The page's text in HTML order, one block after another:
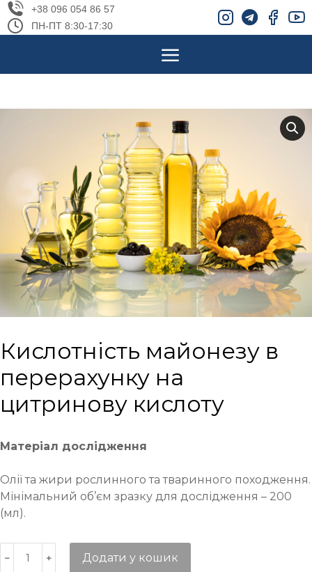
+38 096 054 86 57
ПН-ПТ 8:30-17:30
Кислотність майонезу в
перерахунку на
цитринову кислоту
Матеріал дослідження
Олії та жири рослинного та тваринного походження.
Мінімальний об’єм зразку для дослідження – 200
(мл).
Додати у кошик